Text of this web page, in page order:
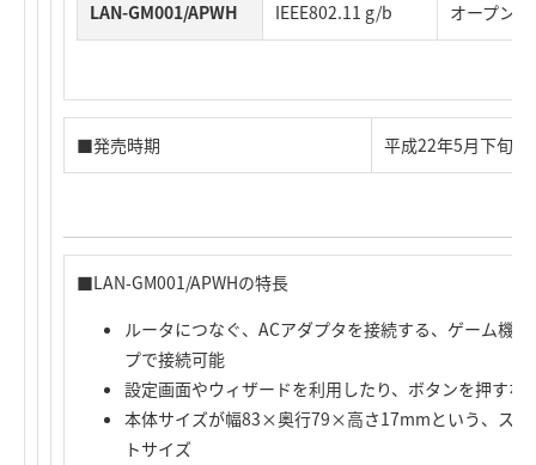
LAN-GM001/APWH IEEE802.11 g/b オープン
■発売時期 平成22年5月下旬（
■LAN-GM001/APWHの特長
ルータにつなぐ、ACアダプタを接続する、ゲーム機
プで接続可能
設定画面やウィザードを利用したり、ボタンを押すな
本体サイズが幅83×奥行79×高さ17mmという、スリ
トサイズ